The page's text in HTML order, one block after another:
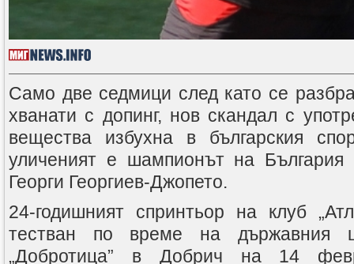
Само две седмици след като се
хванати с допинг, нов скандал с
вещества избухна в българския
уличеният е шампионът на
Георги Георгиев-Джопето.
24-годишният спринтьор на клуб
тестван по време на държавния
„Добротица” в Добрич на 14